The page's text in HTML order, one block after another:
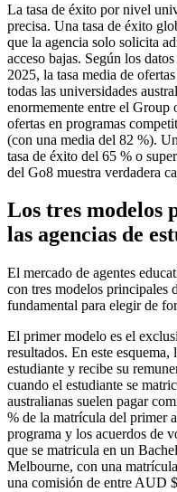
La tasa de éxito por nivel
precisa. Una tasa de éxito
que la agencia solo solicita
acceso bajas. Según los
2025, la tasa media de
todas las universidades
enormemente entre el
ofertas en programas
(con una media del 82 %).
tasa de éxito del 65 % o
del Go8 muestra verdadera
Los tres modelos
las agencias de
El mercado de agentes
con tres modelos principales
fundamental para elegir de
El primer modelo es el
resultados. En este
estudiante y recibe su
cuando el estudiante se
australianas suelen pagar
% de la matrícula del primer
programa y los acuerdos de
que se matricula en un
Melbourne, con una
una comisión de entre AUD